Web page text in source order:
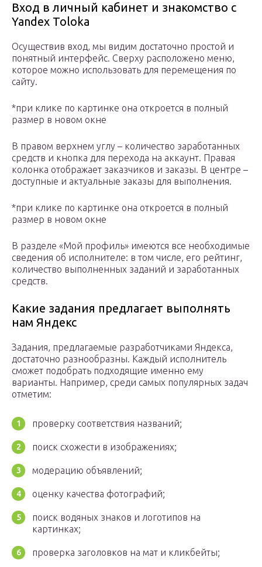
Вход в личный кабинет и знакомство с
Yandex Toloka
Осуществив вход, мы видим достаточно простой и
понятный интерфейс. Сверху расположено меню,
которое можно использовать для перемещения по
сайту.
*при клике по картинке она откроется в полный
размер в новом окне
В правом верхнем углу – количество заработанных
средств и кнопка для перехода на аккаунт. Правая
колонка отображает заказчиков и заказы. В центре –
доступные и актуальные заказы для выполнения.
*при клике по картинке она откроется в полный
размер в новом окне
В разделе «Мой профиль» имеются все необходимые
сведения об исполнителе: в том числе, его рейтинг,
количество выполненных заданий и заработанных
средств.
Какие задания предлагает выполнять
нам Яндекс
Задания, предлагаемые разработчиками Яндекса,
достаточно разнообразны. Каждый исполнитель
сможет подобрать подходящие именно ему
варианты. Например, среди самых популярных задач
отметим:
проверку соответствия названий;
поиск схожести в изображениях;
модерацию объявлений;
оценку качества фотографий;
поиск водяных знаков и логотипов на
картинках;
проверка заголовков на мат и кликбейты;